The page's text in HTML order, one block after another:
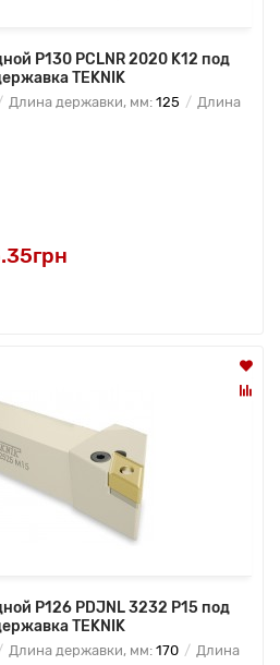
P130 PCLNR 2020 K12 под
TEKNIK
Длина державки, мм: 125
Длина
P126 PDJNL 3232 P15 под
TEKNIK
Длина державки, мм: 170
Длина